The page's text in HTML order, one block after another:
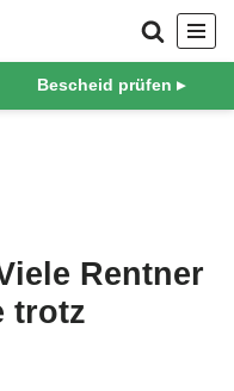
Bescheid prüfen ▸
Rentner
trotz